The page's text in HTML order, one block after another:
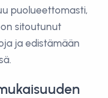
puolueettomasti,
on sitoutunut
ja edistämään